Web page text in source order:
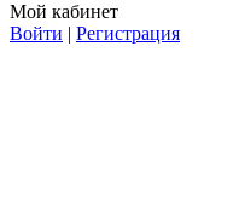
Мой кабинет
Войти | Регистрация